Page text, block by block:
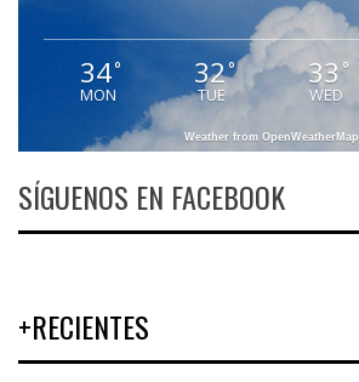
34°
MON
32°
TUE
33 °
WED
Weather from OpenWeatherMap
SÍGUENOS EN FACEBOOK
+RECIENTES